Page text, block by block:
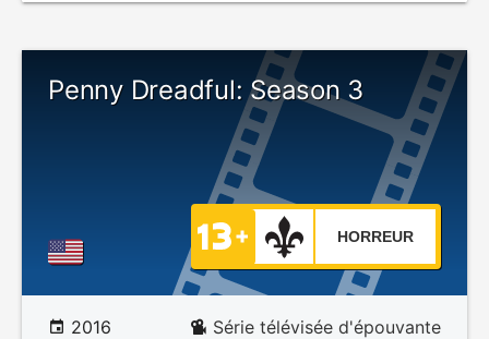
Penny Dreadful: Season 3
HORREUR
2016 Série télévisée d'épouvante